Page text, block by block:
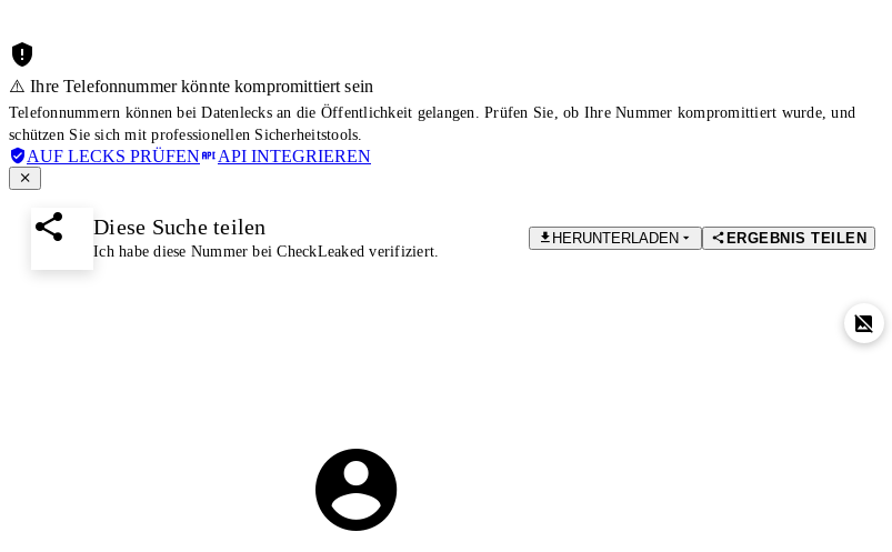
⚠️ Ihre Telefonnummer könnte kompromittiert sein
Telefonnummern können bei Datenlecks an die Öffentlichkeit gelangen. Prüfen Sie, ob Ihre Nummer kompromittiert wurde, und
schützen Sie sich mit professionellen Sicherheitstools.
AUF LECKS PRÜFEN API INTEGRIEREN
Diese Suche teilen
Ich habe diese Nummer bei CheckLeaked verifiziert.
HERUNTERLADEN ERGEBNIS TEILEN